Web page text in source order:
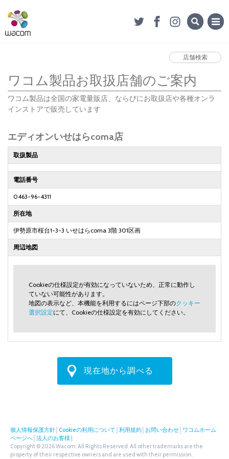
店舗検索
ワコム製品お取扱店舗のご案内
ワコム製品は全国の家電量販店、ならびにお取扱店や各種オンラ
インストアで販売しています
エディオンいせはらcoma店
取扱製品
電話番号
0463-96-4311
所在地
伊勢原市桜台1-3-3 いせはらcoma 3階 301区画
周辺地図
Cookieの仕様設定が有効になっていないため、正常に動作し
ていない可能性があります。
地図の表示など、本機能を利用するにはページ下部のクッキー
選択設定にて、Cookieの仕様設定を有効にしてください。
現在地から調べる
個人情報保護方針 Cookieの利用について 利用規約 お問い合わせ ワコムホーム
ページへ 法人のお客様
Copyright © 2026 Wacom. All Rights Reserved. All other trademarks are the
property of their respective owners and are used with their permission.